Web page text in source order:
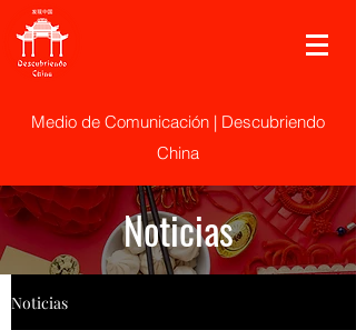
Medio de Comunicación | Descubriendo
China
Noticias
Noticias